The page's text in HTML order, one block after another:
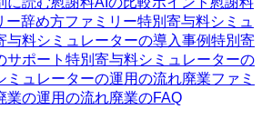
ー辞め方ファミリー特別寄与料シミュ
与料シミュレーターの導入事例特別寄
サポート 特別寄与料シミュレーターの
ミュレーターの運用の流れ廃業ファミ
業の運用の流れ廃業のFAQ